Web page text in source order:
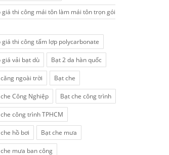
giá thi công mái tôn làm mái tôn trọn gói
giá thi công tấm lợp polycarbonate
giá vải bạt dù Bạt 2 da hàn quốc
ngoài trời Bạt che
Công Nghiệp Bạt che công trình
công trình TPHCM
hồ bơi Bạt che mưa
mưa ban công